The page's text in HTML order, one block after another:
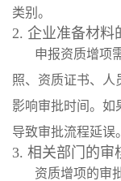
类别。
2. 企业准备材料
申报资质增项
照、资质证书、人
影响审批时间。如
导致审批流程延误。
3. 相关部门的审
资质增项的审